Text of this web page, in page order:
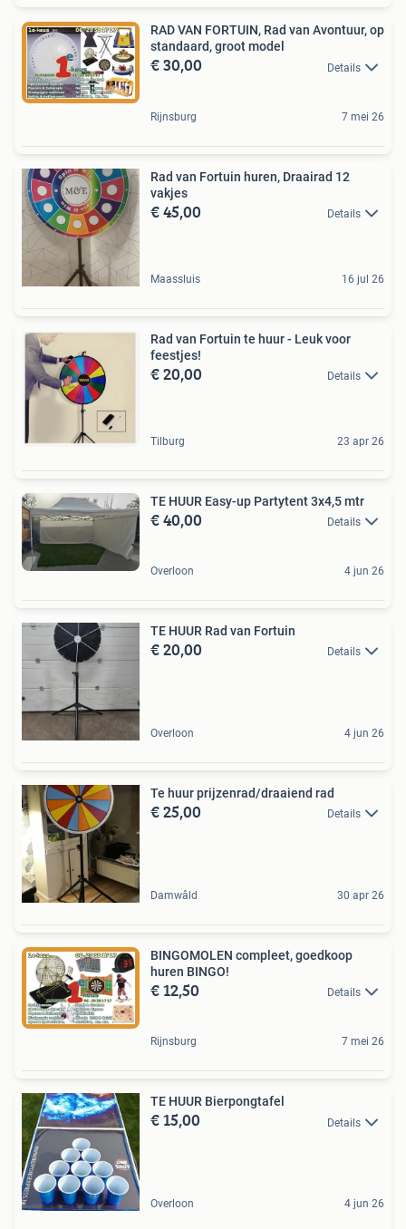
RAD VAN FORTUIN, Rad van Avontuur, op
standaard, groot model
€ 30,00 Details
Rijnsburg 7 mei 26
Rad van Fortuin huren, Draairad 12
vakjes
€ 45,00 Details
Maassluis 16 jul 26
Rad van Fortuin te huur - Leuk voor
feestjes!
€ 20,00 Details
Tilburg 23 apr 26
TE HUUR Easy-up Partytent 3x4,5 mtr
€ 40,00 Details
Overloon 4 jun 26
TE HUUR Rad van Fortuin
€ 20,00 Details
Overloon 4 jun 26
Te huur prijzenrad/draaiend rad
€ 25,00 Details
Damwâld 30 apr 26
BINGOMOLEN compleet, goedkoop
huren BINGO!
€ 12,50 Details
Rijnsburg 7 mei 26
TE HUUR Bierpongtafel
€ 15,00 Details
Overloon 4 jun 26